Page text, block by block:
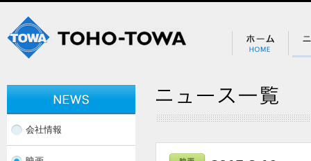
会社情報